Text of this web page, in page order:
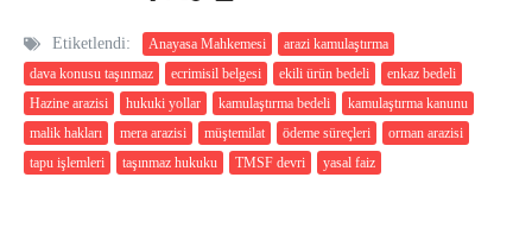
Etiketlendi: Anayasa Mahkemesi
arazi kamulaştırma
dava konusu taşınmaz
ecrimisil belgesi ekili ürün bedeli
enkaz bedeli
Hazine arazisi
hukuki yollar kamulaştırma bedeli
kamulaştırma kanunu
malik hakları
mera arazisi müştemilat ödeme süreçleri
orman arazisi
tapu işlemleri
taşınmaz hukuku TMSF devri yasal faiz